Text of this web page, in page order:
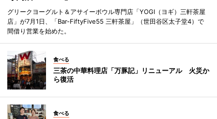
グリークヨーグルト＆アサイーボウル専門店「YOGI（ヨギ）三軒茶屋
店」が7月1日、「Bar-FiftyFive55 三軒茶屋」（世田谷区太子堂4）で
間借り営業を始めた。
食べる
三茶の中華料理店「万豚記」リニューアル 火災か
ら復活
食べる